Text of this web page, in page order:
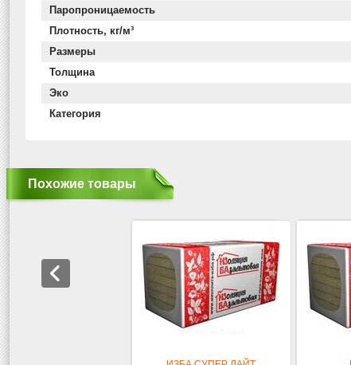
Паропроницаемость
Плотность, кг/м³
Размеры
Толщина
Эко
Категория
Похожие товары